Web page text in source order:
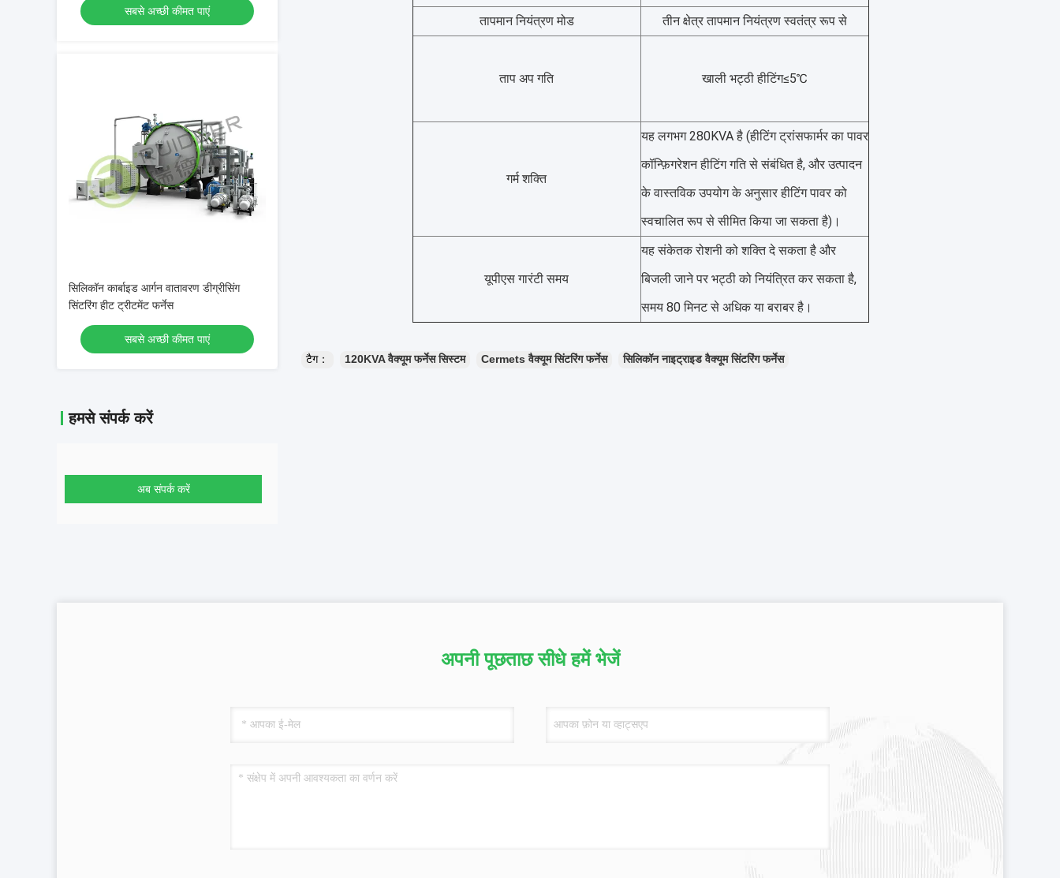
सबसे अच्छी कीमत पाएं
सिलिकॉन कार्बाइड आर्गन वातावरण डीग्रीसिंग
सिंटरिंग हीट ट्रीटमेंट फर्नेस
सबसे अच्छी कीमत पाएं
हमसे संपर्क करें
अब संपर्क करें
तापमान नियंत्रण मोड
तीन क्षेत्र तापमान नियंत्रण स्वतंत्र रूप से
ताप अप गति खाली भट्ठी हीटिंग≤5℃
गर्म शक्ति
यह लगभग 280KVA है (हीटिंग ट्रांसफार्मर का पावर
कॉन्फ़िगरेशन हीटिंग गति से संबंधित है, और उत्पादन
के वास्तविक उपयोग के अनुसार हीटिंग पावर को
स्वचालित रूप से सीमित किया जा सकता है)।
यूपीएस गारंटी समय
यह संकेतक रोशनी को शक्ति दे सकता है और
बिजली जाने पर भट्ठी को नियंत्रित कर सकता है,
समय 80 मिनट से अधिक या बराबर है।
टैग： 120KVA वैक्यूम फर्नेस सिस्टम Cermets वैक्यूम सिंटरिंग फर्नेस सिलिकॉन नाइट्राइड वैक्यूम सिंटरिंग फर्नेस
अपनी पूछताछ सीधे हमें भेजें